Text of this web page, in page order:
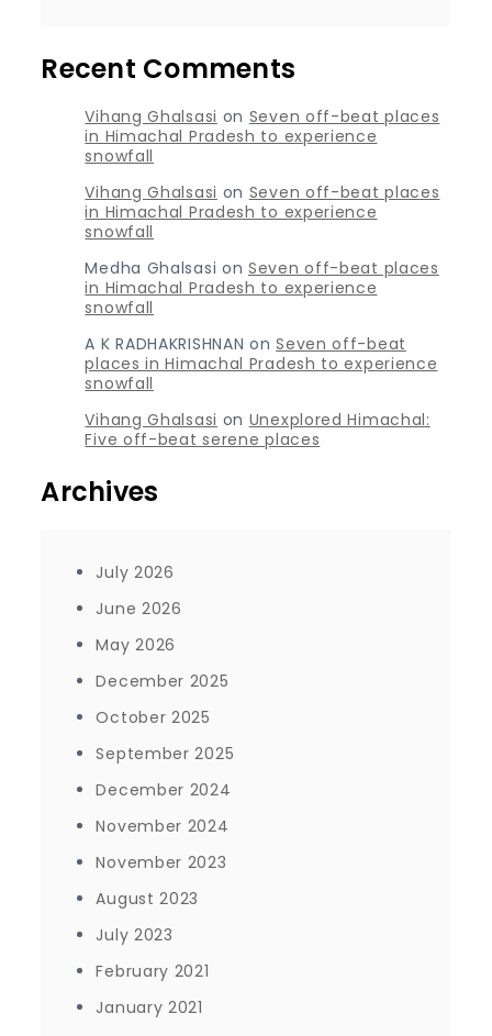
Recent Comments
Vihang Ghalsasi on Seven off-beat places
in Himachal Pradesh to experience
snowfall
Vihang Ghalsasi on Seven off-beat places
in Himachal Pradesh to experience
snowfall
Medha Ghalsasi onSeven off-beat places
in Himachal Pradesh to experience
snowfall
A K RADHAKRISHNAN onSeven off-beat
places in Himachal Pradesh to experience
snowfall
Vihang Ghalsasi on Unexplored Himachal:
Five off-beat serene places
Archives
July 2026
June 2026
May 2026
December 2025
October 2025
September 2025
December 2024
November 2024
November 2023
August 2023
July 2023
February 2021
January 2021